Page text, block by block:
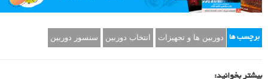
برچسب ها دوربین ها و تجهیزات انتخاب دوربین سنسور دوربین
بیشتر بخوانید: